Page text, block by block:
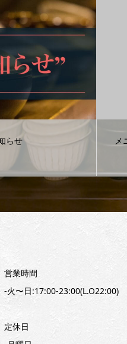
す！ 目
営業時間
-火〜日:17:00-23:00(L.O22:00)
定休日